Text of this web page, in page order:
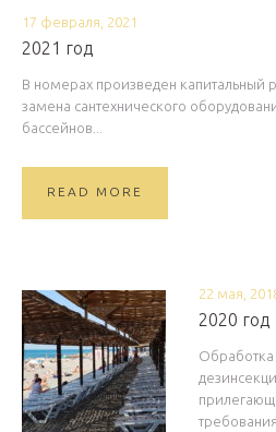
17 февраля, 2021
2021 год
В номерах произведен капитальный
замена сантехнического
бассейнов...
READ MORE
22 мая,
2020 год
Обработка